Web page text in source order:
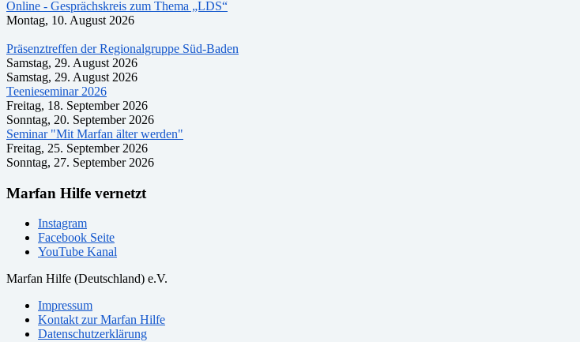
Online - Gesprächskreis zum Thema „LDS“
Montag, 10. August 2026
Präsenztreffen der Regionalgruppe Süd-Baden
Samstag, 29. August 2026
Samstag, 29. August 2026
Teenieseminar 2026
Freitag, 18. September 2026
Sonntag, 20. September 2026
Seminar "Mit Marfan älter werden"
Freitag, 25. September 2026
Sonntag, 27. September 2026
Marfan Hilfe vernetzt
Instagram
Facebook Seite
YouTube Kanal
Marfan Hilfe (Deutschland) e.V.
Impressum
Kontakt zur Marfan Hilfe
Datenschutzerklärung